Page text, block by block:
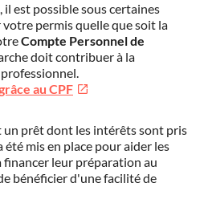
est possible sous certaines
permis quelle que soit la
Compte Personnel de
doit contribuer à la
au CPF
un prêt dont les intérêts sont pris
été mis en place pour aider les
financer leur préparation au
bénéficier d'une facilité de